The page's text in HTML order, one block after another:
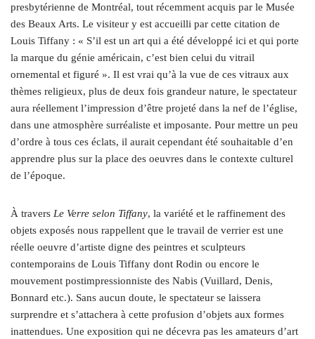
presbytérienne de Montréal, tout récemment acquis par le Musée
des Beaux Arts. Le visiteur y est accueilli par cette citation de
Louis Tiffany : « S’il est un art qui a été développé ici et qui porte
la marque du génie américain, c’est bien celui du vitrail
ornemental et figuré ». Il est vrai qu’à la vue de ces vitraux aux
thèmes religieux, plus de deux fois grandeur nature, le spectateur
aura réellement l’impression d’être projeté dans la nef de l’église,
dans une atmosphère surréaliste et imposante. Pour mettre un peu
d’ordre à tous ces éclats, il aurait cependant été souhaitable d’en
apprendre plus sur la place des oeuvres dans le contexte culturel
de l’époque.
À travers Le Verre selon Tiffany, la variété et le raffinement des
objets exposés nous rappellent que le travail de verrier est une
réelle oeuvre d’artiste digne des peintres et sculpteurs
contemporains de Louis Tiffany dont Rodin ou encore le
mouvement postimpressionniste des Nabis (Vuillard, Denis,
Bonnard etc.). Sans aucun doute, le spectateur se laissera
surprendre et s’attachera à cette profusion d’objets aux formes
inattendues. Une exposition qui ne décevra pas les amateurs d’art